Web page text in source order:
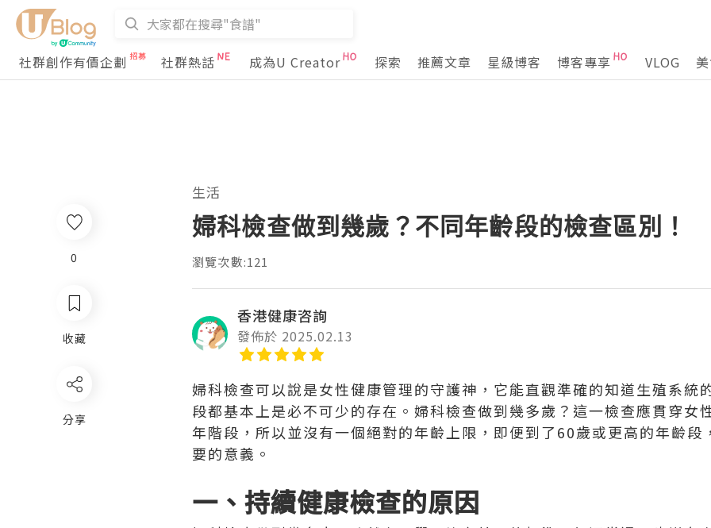
社群創作有價企劃 社群熱話 成為U Creator 探索 推薦文章 星級博客 博客專享 VLOG
生活
婦科檢查做到幾歲？不同年齡段的檢查區別！
瀏覽次數:121
香港健康咨詢
發佈於 2025.02.13
婦科檢查可以說是女性健康管理的守護神，它能直觀準確的知道生殖系統
段都基本上是必不可少的存在。婦科檢查做到幾多歲？這一檢查應貫穿女
年階段，所以並沒有一個絕對的年齡上限，即便到了60歲或更高的年齡段
要的意義。
一、持續健康檢查的原因
0
收藏
分享